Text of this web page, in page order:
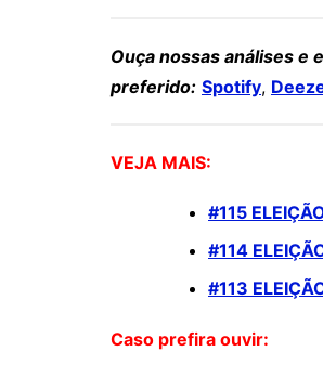
Ouça nossas análises e
preferido: Spotify,
VEJA MAIS:
#115
#114
#113
Caso prefira ouvir: